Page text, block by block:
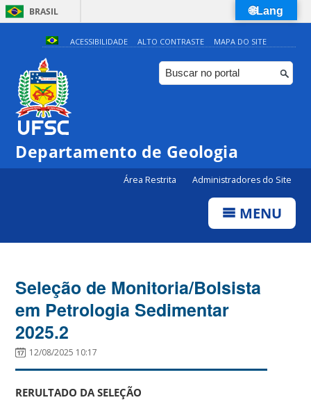
BRASIL
Simplifique!
Comunica BR
Participe
Canais
ACESSIBILIDADE ALTO CONTRASTE MAPA DO SITE
Departamento de Geologia
Área Restrita Administradores do Site
MENU
Seleção de Monitoria/Bolsista
em Petrologia Sedimentar
2025.2
12/08/2025 10:17
RERULTADO DA SELEÇÃO
🌐Lang